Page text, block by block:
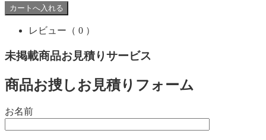
レビュー （ 0 ）
未掲載商品お見積りサービス
商品お捜しお見積りフォーム
お名前